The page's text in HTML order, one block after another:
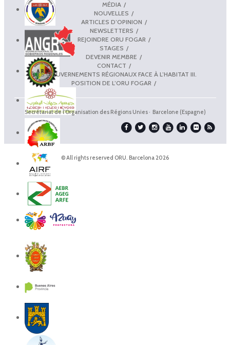
MÉDIA
NOUVELLES
ARTICLES D’OPINION
NEWSLETTERS
REJOINDRE ORU FOGAR
STAGES
DEVENIR MEMBRE
CONTACT
LES GOUVERNEMENTS RÉGIONAUX FACE À L’HABITAT III.
POSITION DE L’ORU FOGAR
Secrétariat de l'Organisation des Régions Unies · Barcelone (Espagne)
© All rights reserved ORU. Barcelona 2026